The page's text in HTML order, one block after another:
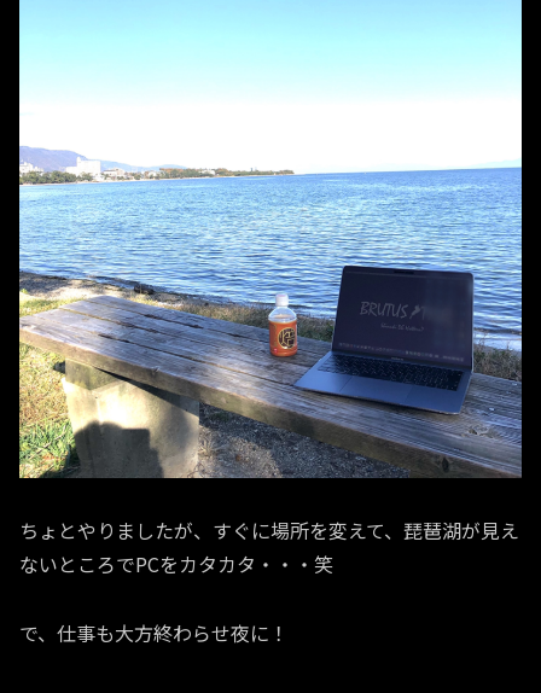
ちょとやりましたが、すぐに場所を変えて、琵琶湖が見え
ないところでPCをカタカタ・・・笑
で、仕事も大方終わらせ夜に！